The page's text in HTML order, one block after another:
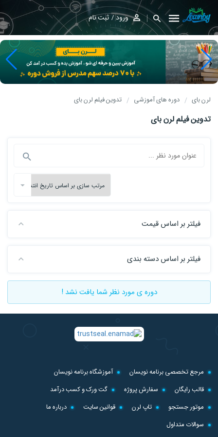
ورود ثبت نام
لرن بای دوره های آموزشی تدوین فیلم لرن بای
تدوین فیلم لرن بای
فیلتر بر اساس قیمت
فیلتر بر اساس دسته بندی
دوره ی مورد نظر شما یافت نشد !
مرجع تخصصی برنامه نویسان
آموزشگاه برنامه نویسان
قالب رایگان
سفارش پروژه
گت ورک و کسب درآمد
موتور جستجو
تاپ لرن قوانین سایت
درباره ما
سوالات متداول